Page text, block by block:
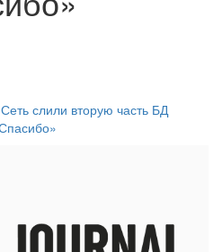
слили вторую часть БД